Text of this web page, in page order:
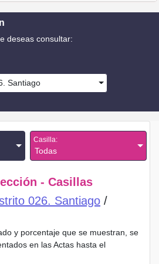
deseas consultar:
Santiago
Casilla:
Todas
- Casillas
026. Santiago /
y porcentaje que se muestran, se
en las Actas hasta el